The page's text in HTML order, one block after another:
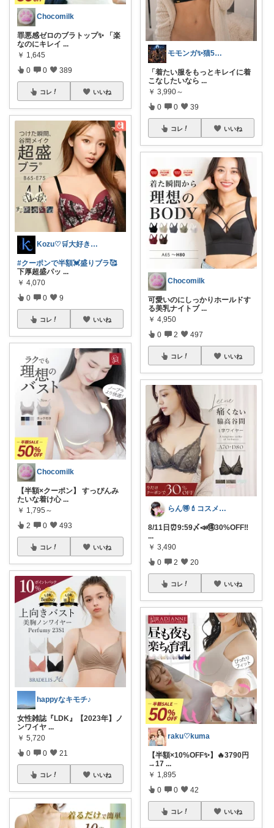
Chocomilk
罪悪感ゼロのブラトップ✨ 「楽
なのにキレイ ...
￥ 1,645
0 0 389
コレ いいね
Kozu♡🛒大好き😆💕
#クーポンで半額💓盛りブラ🥰
下厚超盛パッ ...
￥ 4,070
0 0 9
コレ いいね
Chocomilk
【半額×クーポン】 すっぴんみ
たいな着け心 ...
￥ 1,795～
2 0 493
コレ いいね
happyなキモチ♪
女性雑誌『LDK』【2023年】ノ
ンワイヤ ...
￥ 5,720
0 0 21
コレ いいね
モモンガ✨猫5匹 犬1匹の大家族👪
「着たい服をもっとキレイに着
こなしたいなら ...
￥ 3,990～
0 0 39
コレ いいね
Chocomilk
可愛いのにしっかりホールドす
る美乳ナイトブ ...
￥ 4,950
0 2 497
コレ いいね
らん🉐💄コスメ&ファッション👗✨
8/11日⏰9:59〆📣🉐30%OFF‼︎
...
￥ 3,490
0 2 20
コレ いいね
raku♡kuma
【半額×10%OFF✨】🔥3790円
→17 ...
￥ 1,895
0 0 42
コレ いいね